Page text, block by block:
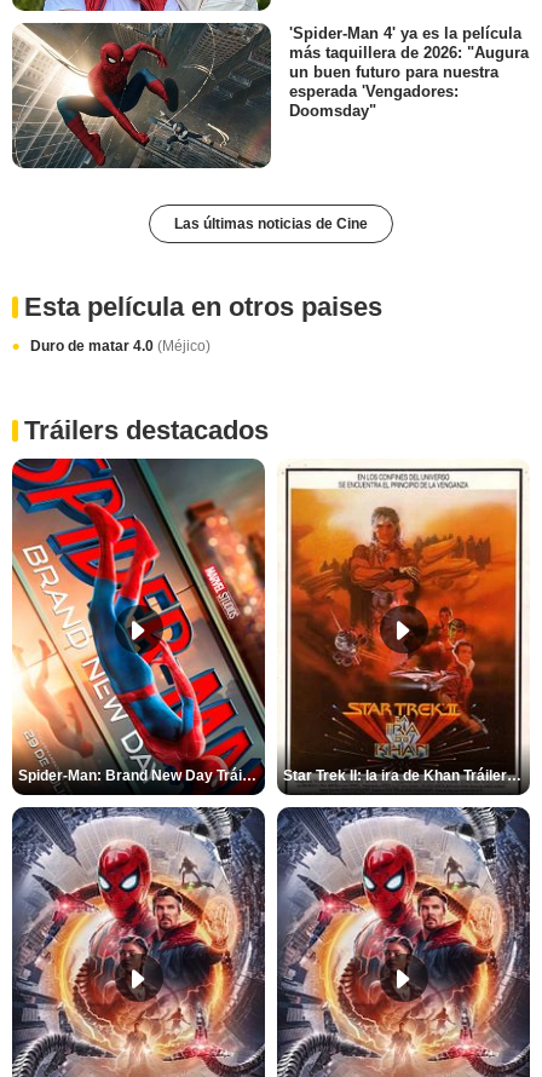
'Spider-Man 4' ya es la película
más taquillera de 2026: "Augura
un buen futuro para nuestra
esperada 'Vengadores:
Doomsday"
Las últimas noticias de Cine
Esta película en otros paises
Duro de matar 4.0 (Méjico)
Tráilers destacados
Spider-Man: Brand New Day Tráiler (3) Star Trek II: la ira de Khan Tráiler VO